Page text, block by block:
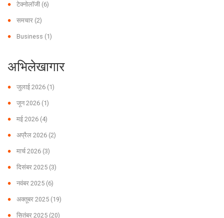
टेक्नोलॉजी (6)
समचार (2)
Business (1)
अभिलेखागार
जुलाई 2026 (1)
जून 2026 (1)
मई 2026 (4)
अप्रैल 2026 (2)
मार्च 2026 (3)
दिसंबर 2025 (3)
नवंबर 2025 (6)
अक्तूबर 2025 (19)
सितंबर 2025 (20)